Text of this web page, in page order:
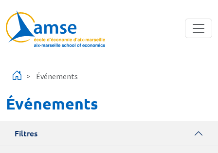
Événements
Événements
Filtres